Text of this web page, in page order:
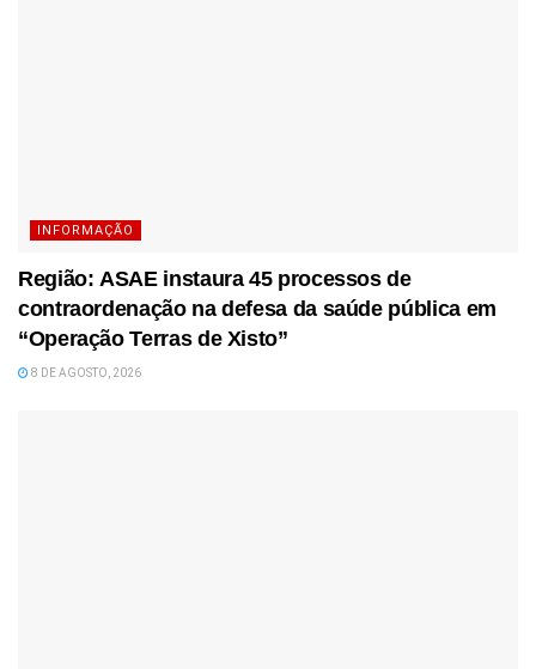
INFORMAÇÃO
Região: ASAE instaura 45 processos de
contraordenação na defesa da saúde pública em
“Operação Terras de Xisto”
8 DE AGOSTO, 2026